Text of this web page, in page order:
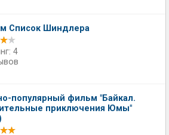
Список Шиндлера
4
популярный фильм "Байкал.
приключения Юмы"